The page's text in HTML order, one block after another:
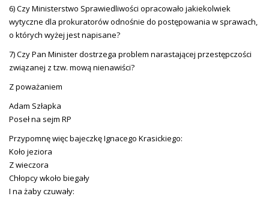
6) Czy Ministerstwo Sprawiedliwości opracowało jakiekolwiek
wytyczne dla prokuratorów odnośnie do postępowania w sprawach,
o których wyżej jest napisane?
7) Czy Pan Minister dostrzega problem narastającej przestępczości
związanej z tzw. mową nienawiści?
Z poważaniem
Adam Szłapka
Poseł na sejm RP
Przypomnę więc bajeczkę Ignacego Krasickiego:
Koło jeziora
Z wieczora
Chłopcy wkoło biegały
I na żaby czuwały: